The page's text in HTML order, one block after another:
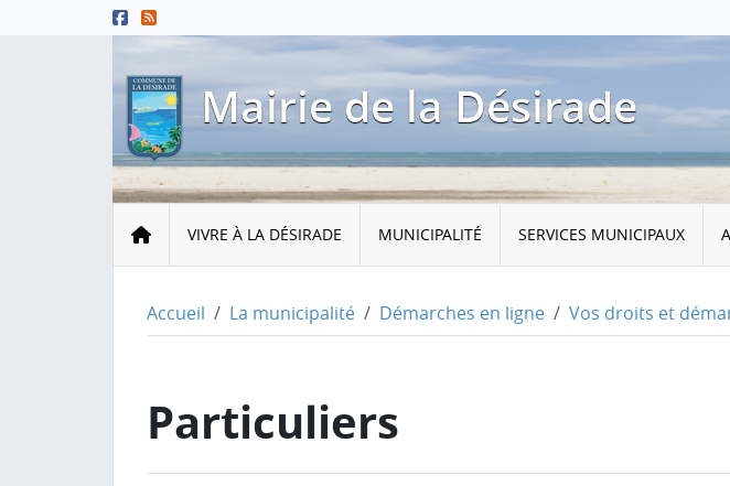
Menu principal
Contenu principal
Mairie de la Désirade
AccueilVIVRE À LA DÉSIRADE MUNICIPALITÉ SERVICES MUNICIPAUX
Accueil La municipalité Démarches en ligne Vos droits et
Particuliers